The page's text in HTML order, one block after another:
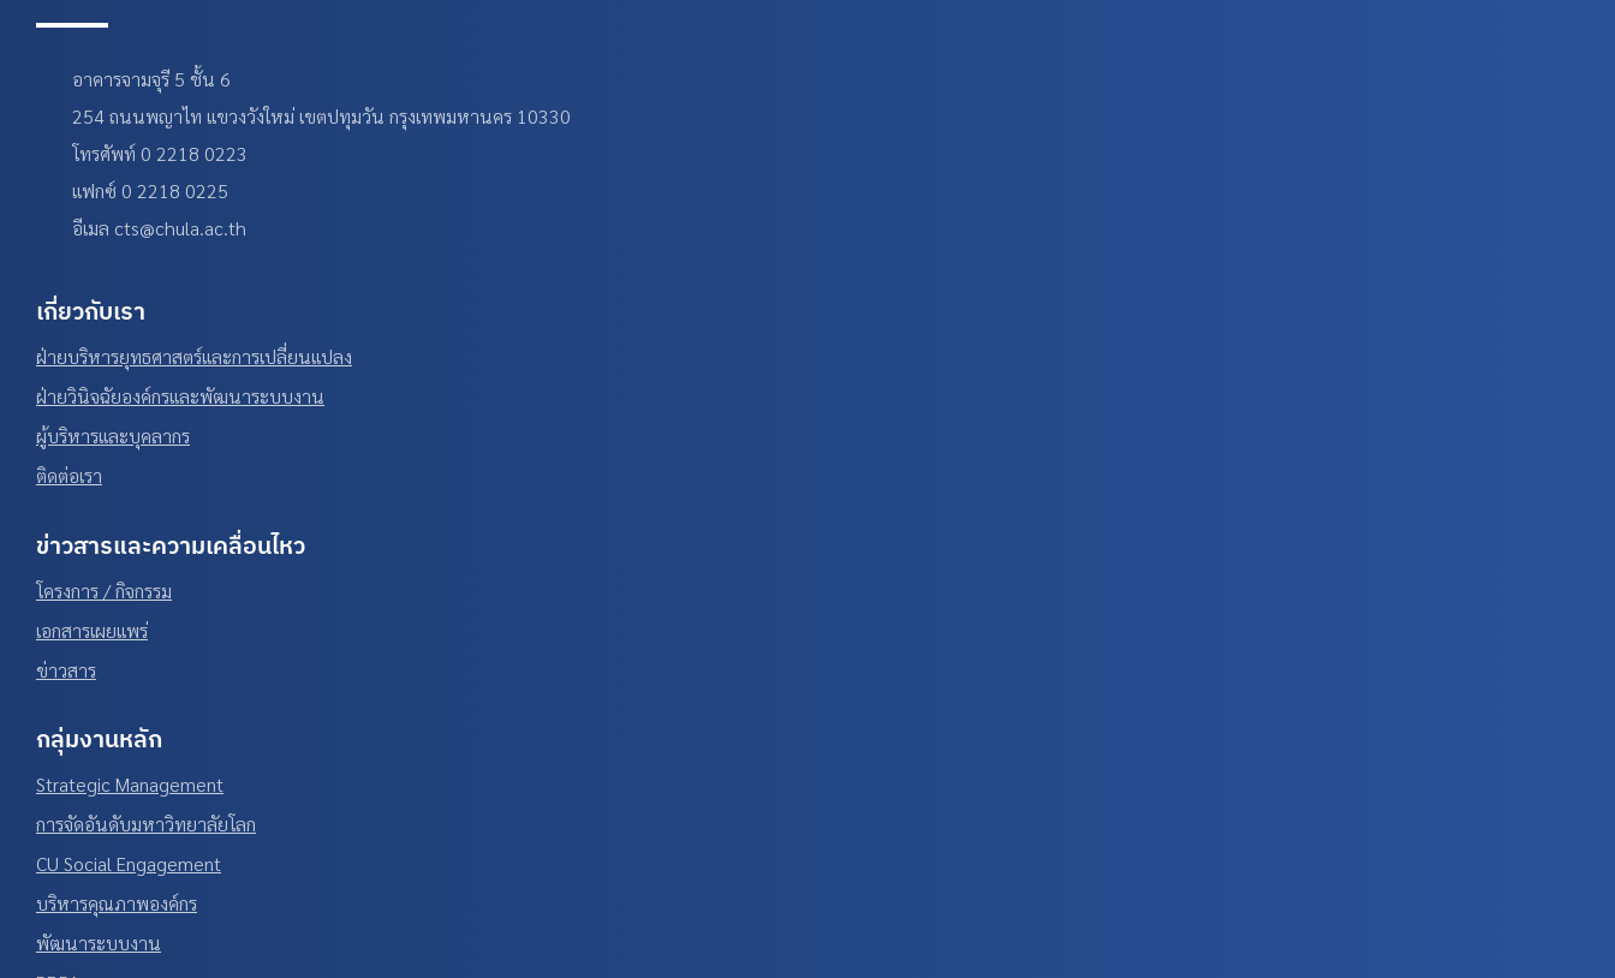
อาคารจามจุรี 5 ชั้น 6
254 ถนนพญาไท แขวงวังใหม่ เขตปทุมวัน กรุงเทพมหานคร 10330
โทรศัพท์ 0 2218 0223
แฟกซ์ 0 2218 0225
อีเมล cts@chula.ac.th
เกี่ยวกับเรา
ฝ่ายบริหารยุทธศาสตร์และการเปลี่ยนแปลง
ฝ่ายวินิจฉัยองค์กรและพัฒนาระบบงาน
ผู้บริหารและบุคลากร
ติดต่อเรา
ข่าวสารและความเคลื่อนไหว
โครงการ / กิจกรรม
เอกสารเผยแพร่
ข่าวสาร
กลุ่มงานหลัก
Strategic Management
การจัดอันดับมหาวิทยาลัยโลก
CU Social Engagement
บริหารคุณภาพองค์กร
พัฒนาระบบงาน